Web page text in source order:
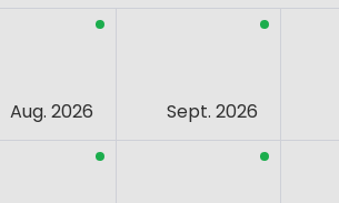
Aug. 2026 Sept. 2026